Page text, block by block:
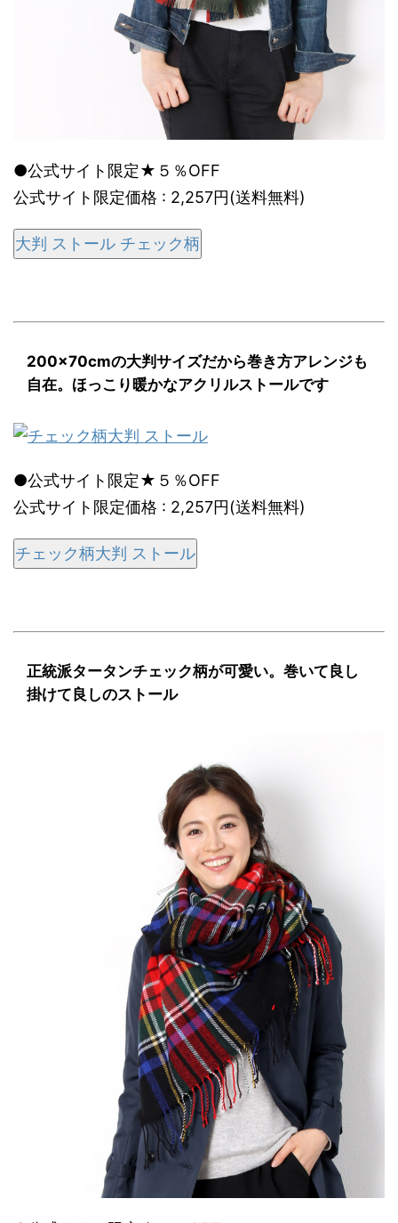
●公式サイト限定★５％OFF
公式サイト限定価格 : 2,257円(送料無料)
大判 ストール チェック柄
200×70cmの大判サイズだから巻き方アレンジも
自在。ほっこり暖かなアクリルストールです
●公式サイト限定★５％OFF
公式サイト限定価格 : 2,257円(送料無料)
チェック柄大判 ストール
正統派タータンチェック柄が可愛い。巻いて良し
掛けて良しのストール